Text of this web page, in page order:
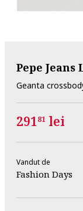
Pepe Jeans
Geanta
29181 lei
Vandut de
Fashion Days